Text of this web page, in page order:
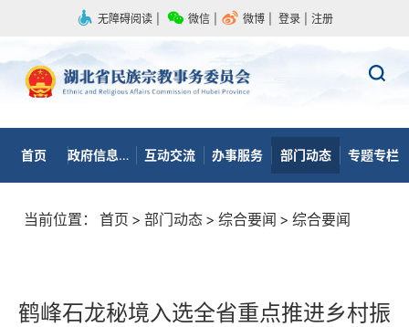
无障碍阅读 微信 微博 登录 注册
首页 政府信息公开 互动交流 办事服务 部门动态 专题专栏
当前位置： 首页 > 部门动态 > 综合要闻 > 综合要闻
鹤峰石龙秘境入选全省重点推进乡村振